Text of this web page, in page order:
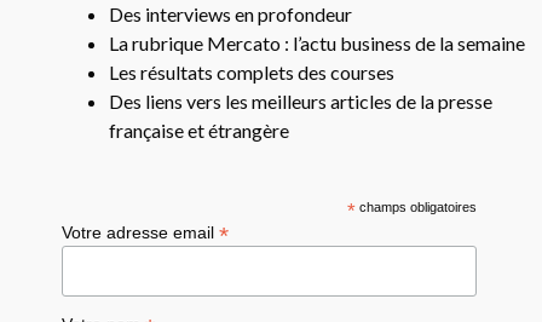
Des interviews en profondeur
La rubrique Mercato : l’actu business de la semaine
Les résultats complets des courses
Des liens vers les meilleurs articles de la presse
française et étrangère
*champs obligatoires
Votre adresse email*